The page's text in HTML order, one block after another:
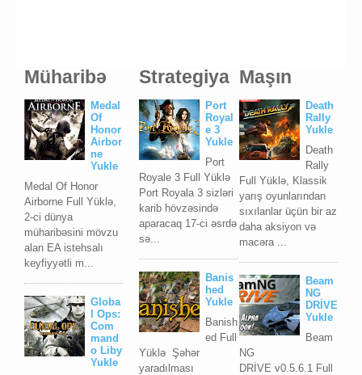
Müharibə
Medal
Of
Honor
Airbor
ne
Yukle
Medal Of Honor
Airborne Full Yüklə,
2-ci dünya
müharibəsini mövzu
alan EA istehsalı
keyfiyyətli m...
Globa
l Ops:
Com
mand
o Liby
Yukle
Maşın
Death
Rally
Yukle
Death
Rally
Full Yüklə, Klassik
yarış oyunlarından
sıxılanlar üçün bir az
daha aksiyon və
macəra ...
Beam
NG
DRİVE
Yukle
Beam
NG
DRİVE v0.5.6.1 Full
Strategiya
Port
Royal
e 3
Yukle
Port
Royale 3 Full Yüklə
Port Royala 3 sizləri
karib hövzəsində
aparacaq 17-ci əsrdə
sə...
Banis
hed
Yukle
Banish
ed Full
Yüklə Şəhər
yaradılması